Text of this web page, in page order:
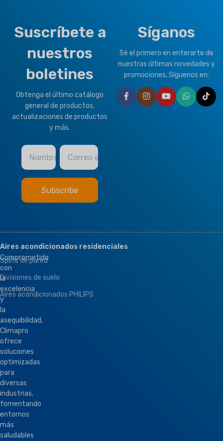
OPTIONAL FUNCTION
Thermostat Controller
HEALTHY PLUS
FUNCTION
OPTIONAL FUNCTION
Motorized Valves &
Thermostat Controller
Suscríbete a
nuestros
boletines
Obtenga el último catálogo
general de productos,
actualizaciones de productos
y más.
Nombre Correo electrónico
Síganos
Sé el primero en enterarte de
nuestras últimas novedades y
promociones, Síguenos en:
Comprometido
con
la
excelencia
y
la
asequibilidad,
Climapro
ofrece
soluciones
optimizadas
para
diversas
industrias,
fomentando
entornos
más
saludables
Aires acondicionados residenciales
Splits de pared
Divisiones de suelo
Aires acondicionados PHILIPS